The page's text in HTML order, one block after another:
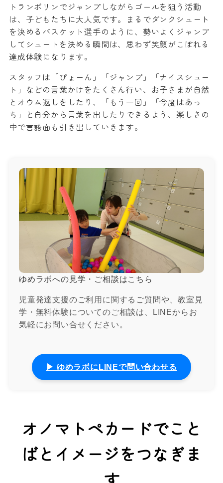
トランポリンでジャンプしながらゴールを狙う活動
は、子どもたちに大人気です。まるでダンクシュート
を決めるバスケット選手のように、勢いよくジャンプ
してシュートを決める瞬間は、思わず笑顔がこぼれる
達成体験になります。
スタッフは「ぴょーん」「ジャンプ」「ナイスシュー
ト」などの言葉かけをたくさん行い、お子さまが自然
とオウム返しをしたり、「もう一回」「今度はあっ
ち」と自分から言葉を出したりできるよう、楽しさの
中で言語面も引き出していきます。
ゆめラボへの見学・ご相談はこちら
児童発達支援のご利用に関するご質問や、教室見
学・無料体験についてのご相談は、LINEからお
気軽にお問い合せください。
▶ ゆめラボにLINEで問い合わせる
オノマトペカードでこと
ばとイメージをつなぎま